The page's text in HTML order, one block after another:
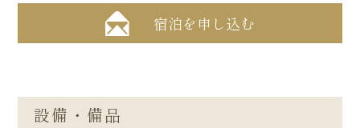
宿泊を申し込む
設備・備品